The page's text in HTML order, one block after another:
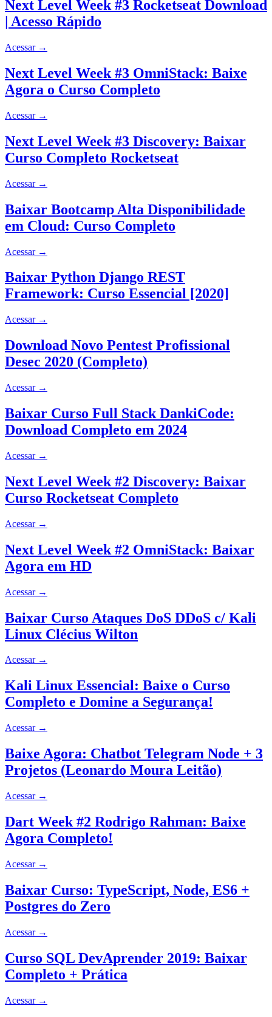
Next Level Week #3 Rocketseat Download
| Acesso Rápido
Acessar →
Next Level Week #3 OmniStack: Baixe
Agora o Curso Completo
Acessar →
Next Level Week #3 Discovery: Baixar
Curso Completo Rocketseat
Acessar →
Baixar Bootcamp Alta Disponibilidade
em Cloud: Curso Completo
Acessar →
Baixar Python Django REST
Framework: Curso Essencial [2020]
Acessar →
Download Novo Pentest Profissional
Desec 2020 (Completo)
Acessar →
Baixar Curso Full Stack DankiCode:
Download Completo em 2024
Acessar →
Next Level Week #2 Discovery: Baixar
Curso Rocketseat Completo
Acessar →
Next Level Week #2 OmniStack: Baixar
Agora em HD
Acessar →
Baixar Curso Ataques DoS DDoS c/ Kali
Linux Clécius Wilton
Acessar →
Kali Linux Essencial: Baixe o Curso
Completo e Domine a Segurança!
Acessar →
Baixe Agora: Chatbot Telegram Node + 3
Projetos (Leonardo Moura Leitão)
Acessar →
Dart Week #2 Rodrigo Rahman: Baixe
Agora Completo!
Acessar →
Baixar Curso: TypeScript, Node, ES6 +
Postgres do Zero
Acessar →
Curso SQL DevAprender 2019: Baixar
Completo + Prática
Acessar →